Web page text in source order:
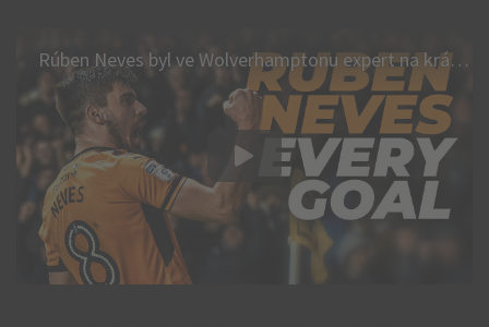
Rúben Neves byl ve Wolverhamptonu expert na krásné branky